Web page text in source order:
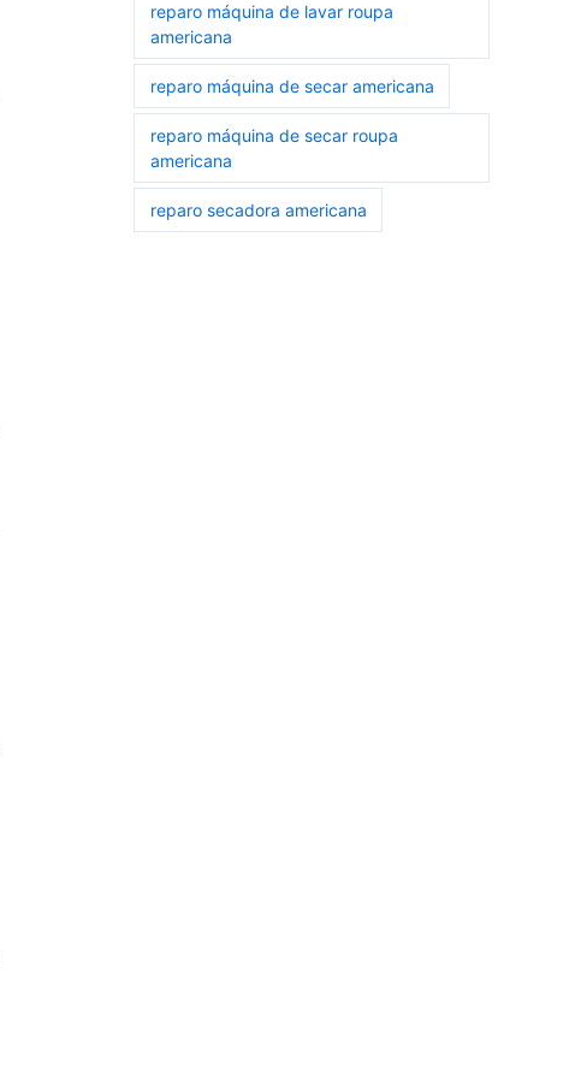
reparo máquina de lavar roupa
americana
reparo máquina de secar americana
reparo máquina de secar roupa
americana
reparo secadora americana